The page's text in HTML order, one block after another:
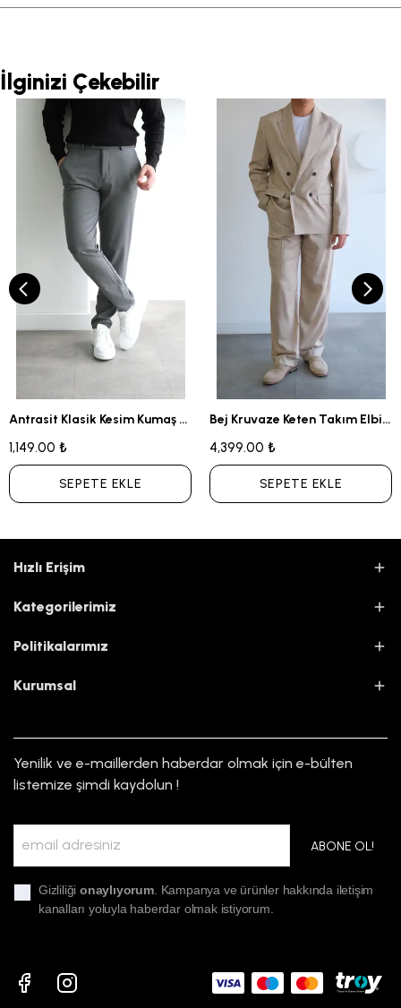
İlginizi Çekebilir
Antrasit Klasik Kesim Kumaş Pantolon
1,149.00 ₺
SEPETE EKLE
Bej Kruvaze Keten Takım Elbise
4,399.00 ₺
SEPETE EKLE
Hızlı Erişim
Kategorilerimiz
Politikalarımız
Kurumsal
Yenilik ve e-maillerden haberdar olmak için e-bülten
listemize şimdi kaydolun !
ABONE OL!
Gizliliğionaylıyorum. Kampanya ve ürünler hakkında iletişim
kanalları yoluyla haberdar olmak istiyorum.